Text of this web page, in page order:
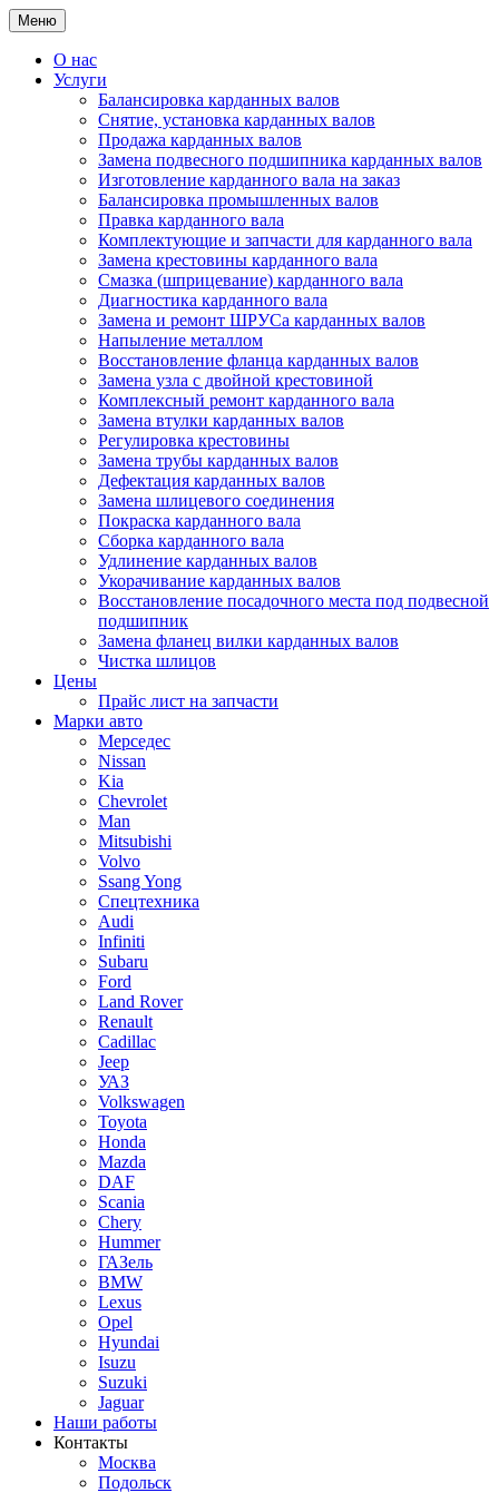
Меню
О нас
Услуги
Балансировка карданных валов
Снятие, установка карданных валов
Продажа карданных валов
Замена подвесного подшипника карданных валов
Изготовление карданного вала на заказ
Балансировка промышленных валов
Правка карданного вала
Комплектующие и запчасти для карданного вала
Замена крестовины карданного вала
Смазка (шприцевание) карданного вала
Диагностика карданного вала
Замена и ремонт ШРУСа карданных валов
Напыление металлом
Восстановление фланца карданных валов
Замена узла с двойной крестовиной
Комплексный ремонт карданного вала
Замена втулки карданных валов
Регулировка крестовины
Замена трубы карданных валов
Дефектация карданных валов
Замена шлицевого соединения
Покраска карданного вала
Сборка карданного вала
Удлинение карданных валов
Укорачивание карданных валов
Восстановление посадочного места под подвесной
подшипник
Замена фланец вилки карданных валов
Чистка шлицов
Цены
Прайс лист на запчасти
Марки авто
Мерседес
Nissan
Kia
Chevrolet
Man
Mitsubishi
Volvo
Ssang Yong
Спецтехника
Audi
Infiniti
Subaru
Ford
Land Rover
Renault
Cadillac
Jeep
УАЗ
Volkswagen
Toyota
Honda
Mazda
DAF
Scania
Chery
Hummer
ГАЗель
BMW
Lexus
Opel
Hyundai
Isuzu
Suzuki
Jaguar
Наши работы
Контакты
Москва
Подольск